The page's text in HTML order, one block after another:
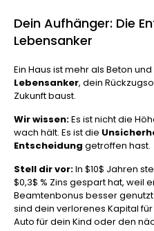
Dein Aufhänger: Die
Lebensanker
Ein Haus ist mehr als Beton
Lebensanker, dein
Zukunft baust.
Wir wissen:Es ist nicht die
wach hält. Es ist die
Entscheidung getroffen hast.
Stell dir vor:In $10$ Jahren
$0,3$ % Zins gespart hat, weil
Beamtenbonus besser genutzt
sind dein verlorenes Kapital
Auto für dein Kind oder den